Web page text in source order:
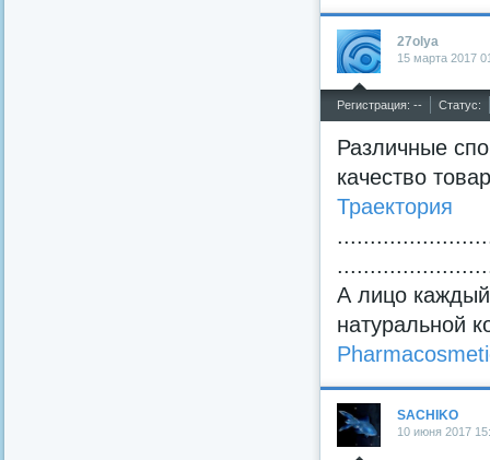
27olya
15 марта 2017
Регистрация: -- Статус:
Различные
качество
Траектория
А лицо
натуральной
SACHIKO
10 июня 2017